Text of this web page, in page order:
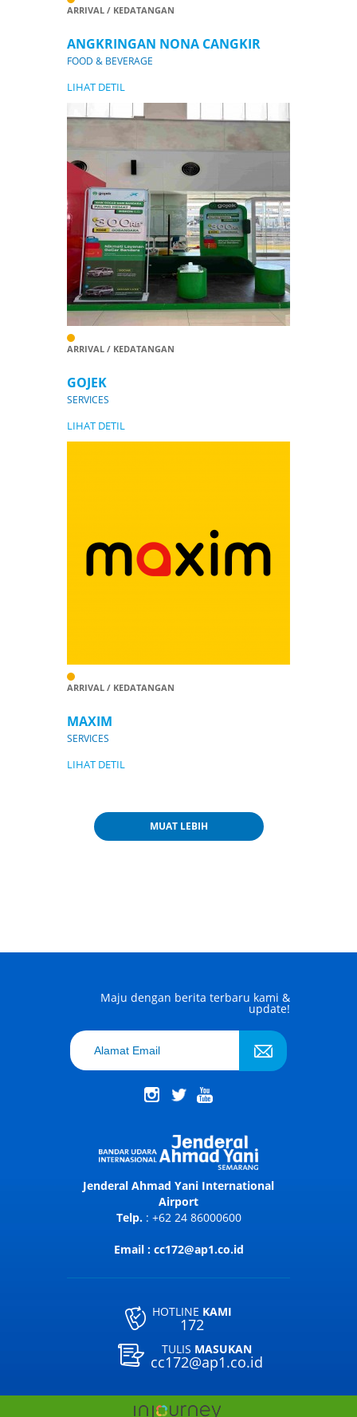
ARRIVAL / KEDATANGAN
ANGKRINGAN NONA CANGKIR
FOOD & BEVERAGE
LIHAT DETIL
ARRIVAL / KEDATANGAN
GOJEK
SERVICES
LIHAT DETIL
ARRIVAL / KEDATANGAN
MAXIM
SERVICES
LIHAT DETIL
MUAT LEBIH
Maju dengan berita terbaru kami &
update!
Jenderal Ahmad Yani International
Airport
Telp. : +62 24 86000600
Email : cc172@ap1.co.id
HOTLINE KAMI
172
TULIS MASUKAN
cc172@ap1.co.id